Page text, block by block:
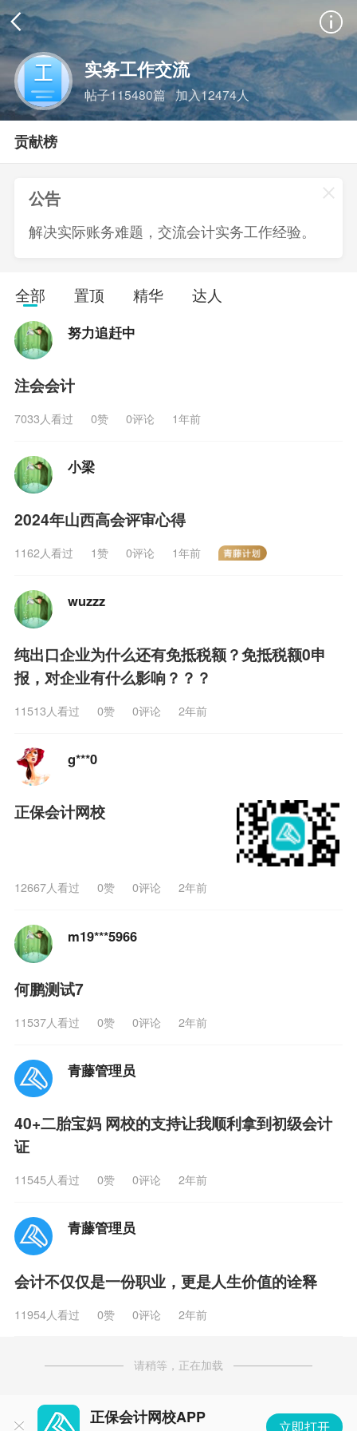
实务工作交流
帖子115480篇 加入12474人
贡献榜
公告
解决实际账务难题，交流会计实务工作经验。
全部 置顶 精华 达人
努力追赶中
注会会计
7033人看过 0赞 0评论 1年前
小梁
2024年山西高会评审心得
1162人看过 1赞 0评论 1年前
wuzzz
纯出口企业为什么还有免抵税额？免抵税额0申
报，对企业有什么影响？？？
11513人看过 0赞 0评论 2年前
g***0
正保会计网校
12667人看过 0赞 0评论 2年前
m19***5966
何鹏测试7
11537人看过 0赞 0评论 2年前
青藤管理员
40+二胎宝妈 网校的支持让我顺利拿到初级会计
证
11545人看过 0赞 0评论 2年前
青藤管理员
会计不仅仅是一份职业，更是人生价值的诠释
11954人看过 0赞 0评论 2年前
请稍等，正在加载
正保会计网校APP 立即打开